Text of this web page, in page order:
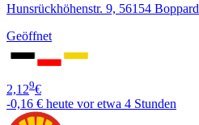
Hunsrückhöhenstr. 9, 56154 Boppard
Geöffnet
2,129€
-0,16 € heute vor etwa 4 Stunden